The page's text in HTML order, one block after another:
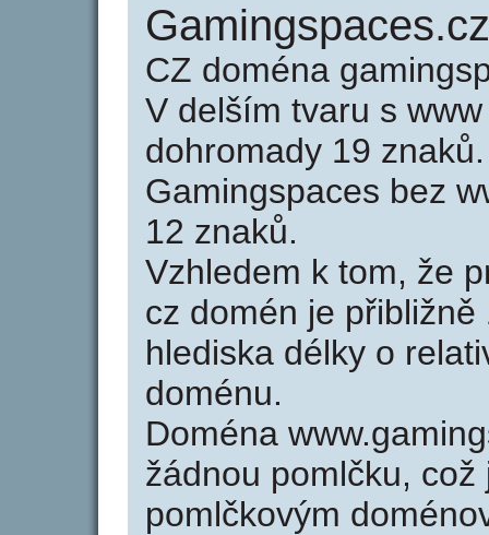
CZ doména
V delším tvaru s
dohromady 19
Gamingspaces bez
12 znaků.
Vzhledem k tom, že
cz domén je
hlediska délky o
doménu.
Doména
žádnou pomlčku,
pomlčkovým